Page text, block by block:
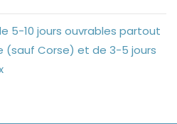
5-10 jours ouvrables partout
(sauf Corse) et de 3-5 jours